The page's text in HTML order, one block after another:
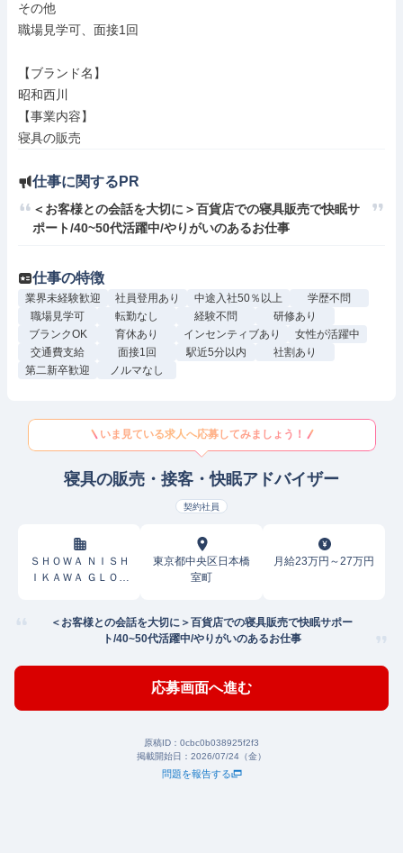
その他
職場見学可、面接1回
【ブランド名】
昭和西川
【事業内容】
寝具の販売
仕事に関するPR
＜お客様との会話を大切に＞百貨店での寝具販売で快眠サ
ポート/40~50代活躍中/やりがいのあるお仕事
仕事の特徴
業界未経験歓迎 社員登用あり 中途入社50％以上
学歴不問
職場見学可
転勤なし 経験不問
研修あり
ブランクOK
育休あり インセンティブあり
女性が活躍中
交通費支給
面接1回 駅近5分以内
社割あり
第二新卒歓迎
ノルマなし
いま見ている求人へ応募してみましょう！
寝具の販売・接客・快眠アドバイザー
契約社員
ＳＨＯＷＡ ＮＩＳＨ
ＩＫＡＷＡ ＧＬＯＢ
東京都中央区日本橋
室町
月給23万円～27万円
＜お客様との会話を大切に＞百貨店での寝具販売で快眠サポー
ト/40~50代活躍中/やりがいのあるお仕事
応募画面へ進む
原稿ID： 0cbc0b038925f2f3
掲載開始日： 2026/07/24（金）
問題を報告する